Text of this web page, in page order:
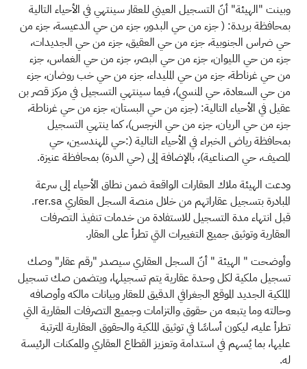
وبينت "الهيئة" أنّ التسجيل العيني للعقار سينتهي في الأحياء التالية
بمحافظة بريدة: ( جزء من حي البدور، جزء من حي الدعيسة، جزء من
حي ضراس الجنوبية، جزء من حي العقيق، جزء من حي الجديدات،
جزء من حي الليوان، جزء من حي البصر، جزء من حي الغماس، جزء
من حي غرناطة، جزء من حي المليداء، جزء من حي خب روضان، جزء
من حي السعادة، حي المنسي)، فيما سينتهي التسجيل في مركز قصر بن
عقيل في الأحياء التالية: (جزء من حي البستان، جزء من حي غرناطة،
جزء من حي الريان، جزء من حي النرجس)، كما ينتهي التسجيل
بمحافظة رياض الخبراء في الأحياء التالية (:حي المهندسين، حي
المصيف، حي الصناعية)، بالإضافة إلى (حي الدرة) بمحافظة عنيزة.
ودعت الهيئة ملاك العقارات الواقعة ضمن نطاق الأحياء إلى سرعة
المبادرة بتسجيل عقاراتهم من خلال منصة السجل العقاري rer.sa
.
قبل انتهاء مدة التسجيل للاستفادة من خدمات تنفيذ التصرفات
العقارية وتوثيق جميع التغييرات التي تطرأ على العقار.
وأوضحت " الهيئة " أنّ السجل العقاري سيصدر "رقم عقار" وصك
تسجيل ملكية لكل وحدة عقارية يتم تسجيلها، ويتضمن صك تسجيل
الملكية الجديد الموقع الجغرافي الدقيق للعقار وبيانات مالكه وأوصافه
وحالته وما يتبعه من حقوق والتزامات وجميع التصرفات العقارية التي
تطرأ عليه، ليكون أساسًا في توثيق الملكية والحقوق العقارية المترتبة
عليها، بما يُسهم في استدامة وتعزيز القطاع العقاري والممكنات الرئيسة
له.